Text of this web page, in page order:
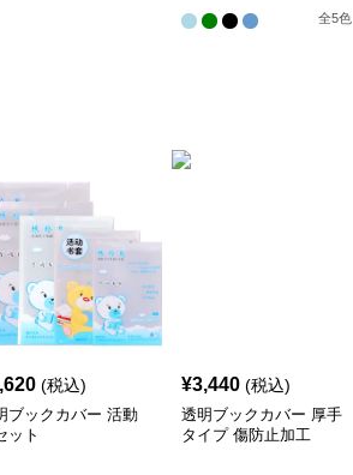
全5色
(税込)
ブックカバー 活動
ット
¥3,440 (税込)
透明ブックカバー 厚手
タイプ 傷防止加工